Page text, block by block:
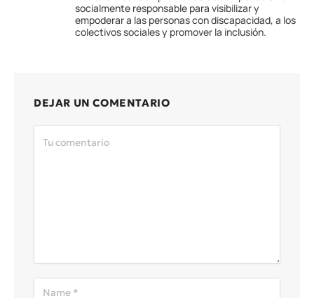
socialmente responsable para visibilizar y
empoderar a las personas con discapacidad, a los
colectivos sociales y promover la inclusión.
DEJAR UN COMENTARIO